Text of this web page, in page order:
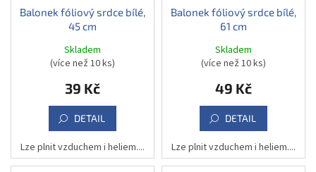
Balonek fóliový srdce bílé,
45 cm
Skladem
(více než 10 ks)
39 Kč
DETAIL
Lze plnit vzduchem i heliem....
Balonek fóliový srdce bílé,
61 cm
Skladem
(více než 10 ks)
49 Kč
DETAIL
Lze plnit vzduchem i heliem....